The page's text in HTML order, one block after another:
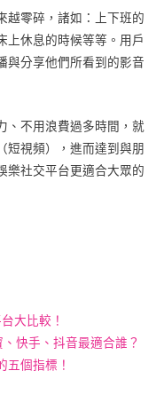
越零碎，諸如：上下班的
上休息的時候等等。用戶
與分享他們所看到的影音
、不用浪費過多時間，就
短視頻），進而達到與朋
樂社交平台更適合大眾的
大比較！
快手、抖音最適合誰？
五個指標！